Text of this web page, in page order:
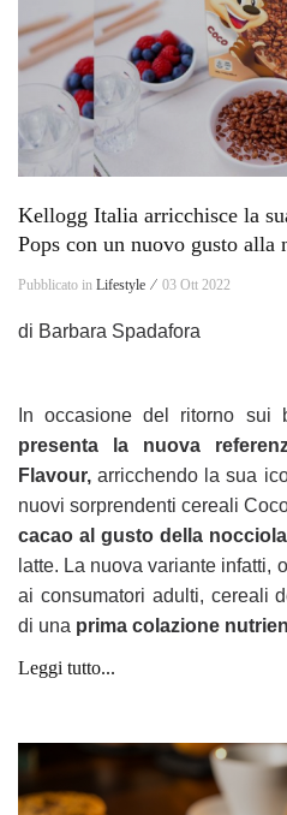
Kellogg Italia arricchisce la
Pops con un nuovo gusto alla
Pubblicato in Lifestyle ⁄ 03 Ott 2022
di Barbara Spadafora
In occasione del ritorno sui
presenta la nuova
Flavour, arricchendo la sua
nuovi sorprendenti cereali
cacao al gusto della
latte. La nuova variante infatti,
ai consumatori adulti, cereali
di una prima colazione
Leggi tutto...